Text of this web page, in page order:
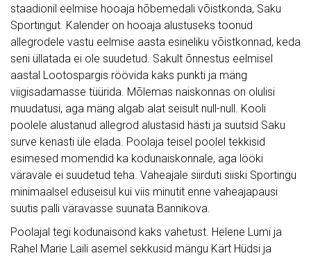
staadionil eelmise hooaja hõbemedali võistkonda, Saku
Sportingut. Kalender on hooaja alustuseks toonud
allegrodele vastu eelmise aasta esineliku võistkonnad, keda
seni üllatada ei ole suudetud. Sakult õnnestus eelmisel
aastal Lootospargis röövida kaks punkti ja mäng
viigisadamasse tüürida. Mõlemas naiskonnas on olulisi
muudatusi, aga mäng algab alat seisult null-null. Kooli
poolele alustanud allegrod alustasid hästi ja suutsid Saku
surve kenasti üle elada. Poolaja teisel poolel tekkisid
esimesed momendid ka kodunaiskonnale, aga lööki
väravale ei suudetud teha. Vaheajale siirduti siiski Sportingu
minimaalsel eduseisul kui viis minutit enne vaheajapausi
suutis palli väravasse suunata Bannikova.
Poolajal tegi kodunaisond kaks vahetust. Helene Lumi ja
Rahel Marie Laili asemel sekkusid mängu Kärt Hüdsi ja